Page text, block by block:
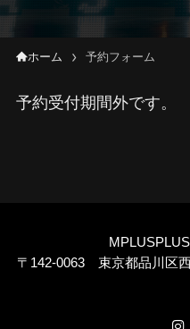
ホーム 予約フォーム
予約受付期間外です。
〒142-0063 束京都品川区